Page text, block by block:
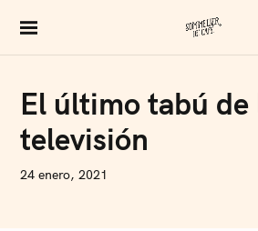
i
I
D
E
A
S
El último tabú de
televisión
N
24 enero, 2021